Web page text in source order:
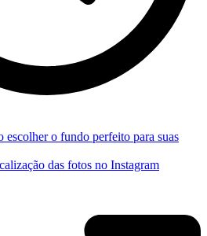
escolher o fundo perfeito para suas
das fotos no Instagram